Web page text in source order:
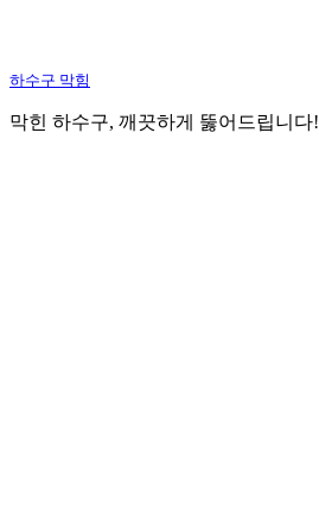
하수구 막힘
막힌 하수구, 깨끗하게 뚫어드립니다!